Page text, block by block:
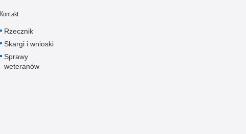
Nietrzeźwi kierujący
Nietrzeźwi opiekunowie
Kontakt
Rzecznik
Skargi i wnioski
Sprawy
weteranów